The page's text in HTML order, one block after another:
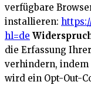
verfügbare
installieren:
hl=de
die Erfassung
verhindern, indem
wird ein Opt-Out-